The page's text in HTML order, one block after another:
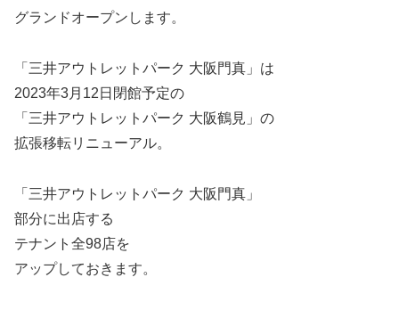
グランドオープンします。
「三井アウトレットパーク 大阪門真」は
2023年3月12日閉館予定の
「三井アウトレットパーク 大阪鶴見」の
拡張移転リニューアル。
「三井アウトレットパーク 大阪門真」
部分に出店する
テナント全98店を
アップしておきます。